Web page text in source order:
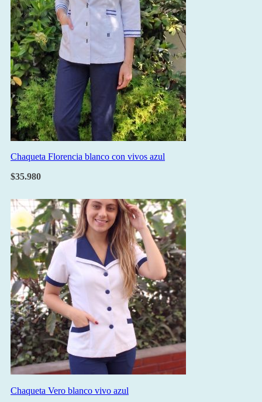
Chaqueta Florencia blanco con vivos azul
$35.980
Chaqueta Vero blanco vivo azul